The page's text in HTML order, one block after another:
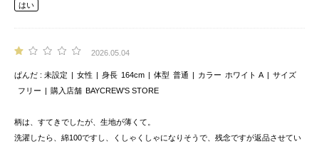
はい
2026.05.04
ぱんだ 未設定 女性 身長 164cm 体型 普通 カラー ホワイト A
サイズ
フリー
購入店舗 BAYCREW’S STORE
柄は、すてきでしたが、生地が薄くて。
洗濯したら、綿100ですし、くしゃくしゃになりそうで、残念ですが返品させてい